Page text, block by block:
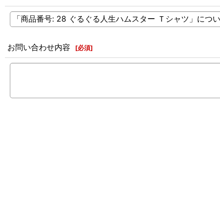
お問い合わせ内容 [必須]